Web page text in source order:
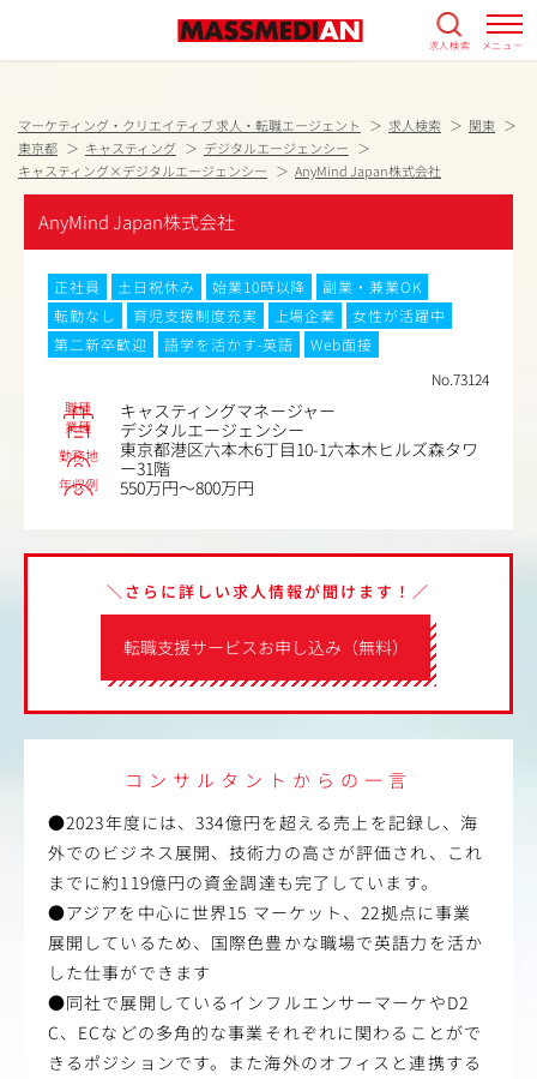
求人検索 メニュー
マーケティング・クリエイティブ 求人・転職エージェント 求人検索
関東
東京都
キャスティング
デジタルエージェンシー
キャスティング×デジタルエージェンシー
AnyMind Japan株式会社
AnyMind Japan株式会社
正社員 土日祝休み 始業10時以降
副業・兼業OK
転勤なし
育児支援制度充実 上場企業
女性が活躍中
第二新卒歓迎
語学を活かす-英語
Web面接
No.73124
職種 キャスティングマネージャー
業種 デジタルエージェンシー
勤務地
東京都港区六本木6丁目10-1六本木ヒルズ森タワ
ー31階
年収例 550万円～800万円
転職支援サービスお申し込み（無料）
＼さらに詳しい求人情報が聞けます！／
コンサルタントからの一言
●2023年度には、334億円を超える売上を記録し、海
外でのビジネス展開、技術力の高さが評価され、これ
までに約119億円の資金調達も完了しています。
●アジアを中心に世界15 マーケット、22拠点に事業
展開しているため、国際色豊かな職場で英語力を活か
した仕事ができます
●同社で展開しているインフルエンサーマーケやD2
C、ECなどの多角的な事業それぞれに関わることがで
きるポジションです。また海外のオフィスと連携する